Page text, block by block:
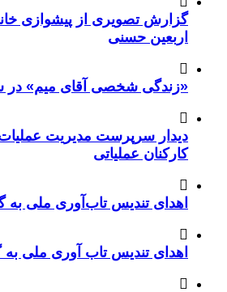
گزارش تصویری از پیشوازی
اربعین حسنی
«زندگی شخصی آقای میم»
دیدار سرپرست مدیریت
کارکنان عملیاتی
اهدای تندیس تاب‌آوری ملی به
اهدای تندیس تاب آوری ملی به